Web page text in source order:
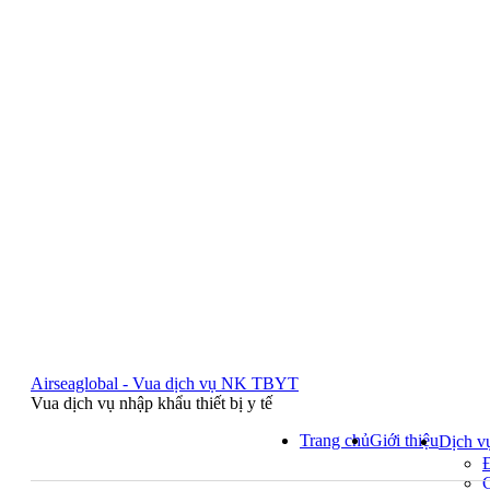
Airseaglobal - Vua dịch vụ NK TBYT
Vua dịch vụ nhập khẩu thiết bị y tế
Trang chủGiới thiệuDịch